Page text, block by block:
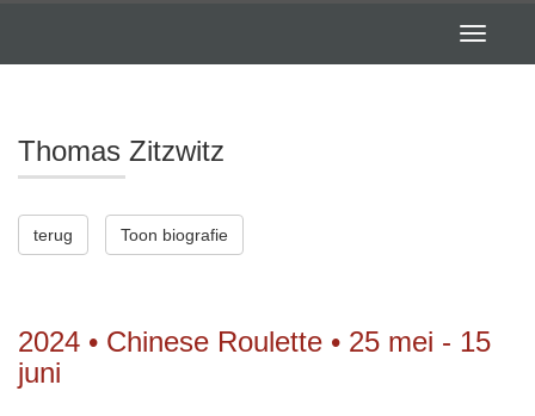
Toggle
Thomas Zitzwitz
terug Toon biografie
2024 • Chinese Roulette • 25 mei - 15
juni